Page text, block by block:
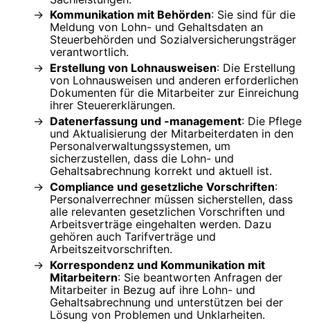
Kommunikation mit Behörden: Sie sind für die
Meldung von Lohn- und Gehaltsdaten an
Steuerbehörden und Sozialversicherungsträger
verantwortlich.
Erstellung von Lohnausweisen: Die Erstellung
von Lohnausweisen und anderen erforderlichen
Dokumenten für die Mitarbeiter zur Einreichung
ihrer Steuererklärungen.
Datenerfassung und -management: Die Pflege
und Aktualisierung der Mitarbeiterdaten in den
Personalverwaltungssystemen, um
sicherzustellen, dass die Lohn- und
Gehaltsabrechnung korrekt und aktuell ist.
Compliance und gesetzliche Vorschriften:
Personalverrechner müssen sicherstellen, dass
alle relevanten gesetzlichen Vorschriften und
Arbeitsverträge eingehalten werden. Dazu
gehören auch Tarifverträge und
Arbeitszeitvorschriften.
Korrespondenz und Kommunikation mit
Mitarbeitern: Sie beantworten Anfragen der
Mitarbeiter in Bezug auf ihre Lohn- und
Gehaltsabrechnung und unterstützen bei der
Lösung von Problemen und Unklarheiten.